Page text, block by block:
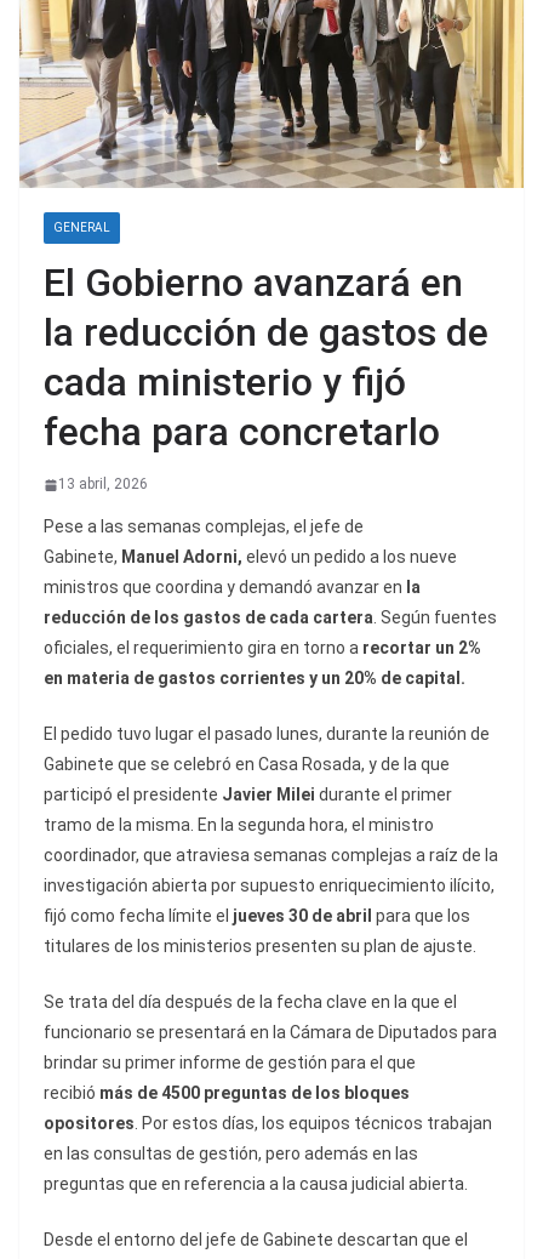
GENERAL
El Gobierno avanzará en
la reducción de gastos de
cada ministerio y fijó
fecha para concretarlo
13 abril, 2026
Pese a las semanas complejas, el jefe de
Gabinete, Manuel Adorni, elevó un pedido a los nueve
ministros que coordina y demandó avanzar en la
reducción de los gastos de cada cartera. Según fuentes
oficiales, el requerimiento gira en torno a recortar un 2%
en materia de gastos corrientes y un 20% de capital.
El pedido tuvo lugar el pasado lunes, durante la reunión de
Gabinete que se celebró en Casa Rosada, y de la que
participó el presidente Javier Milei durante el primer
tramo de la misma. En la segunda hora, el ministro
coordinador, que atraviesa semanas complejas a raíz de la
investigación abierta por supuesto enriquecimiento ilícito,
fijó como fecha límite el jueves 30 de abril para que los
titulares de los ministerios presenten su plan de ajuste.
Se trata del día después de la fecha clave en la que el
funcionario se presentará en la Cámara de Diputados para
brindar su primer informe de gestión para el que
recibió más de 4500 preguntas de los bloques
opositores. Por estos días, los equipos técnicos trabajan
en las consultas de gestión, pero además en las
preguntas que en referencia a la causa judicial abierta.
Desde el entorno del jefe de Gabinete descartan que el